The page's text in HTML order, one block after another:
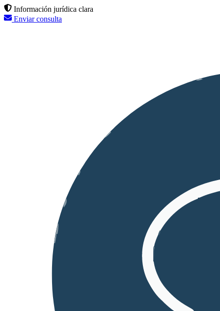
Información jurídica clara
Enviar consulta